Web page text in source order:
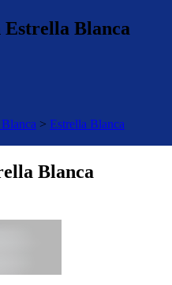
Estrella Blanca
> Estrella Blanca
Blanca